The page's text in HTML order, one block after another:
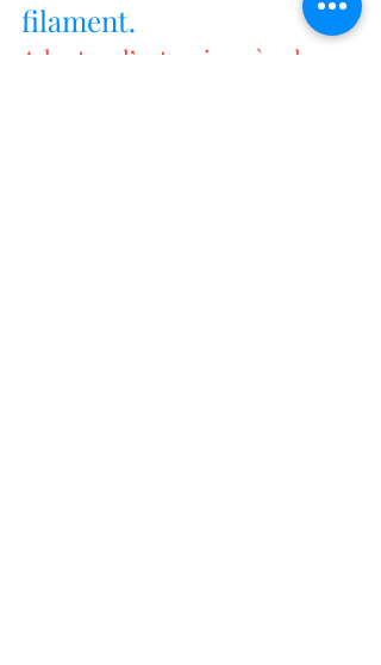
filament.
Adapter l’extrusion à chaque